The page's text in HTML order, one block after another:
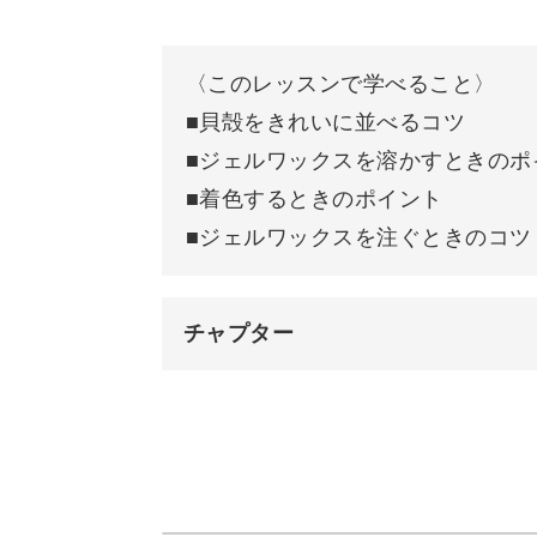
ジェルワックスの温度管理やモール
のポイントも詳しく解説します。
さいね。
〈このレッスンで学べること〉
■貝殻をきれいに並べるコツ
■ジェルワックスを溶かすときのポ
■着色するときのポイント
■ジェルワックスを注ぐときのコツ
チャプター